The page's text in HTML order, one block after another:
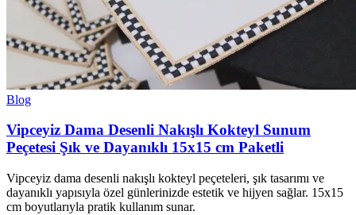
Blog
Vipceyiz Dama Desenli Nakışlı Kokteyl Sunum
Peçetesi Şık ve Dayanıklı 15x15 cm Paketli
Vipceyiz dama desenli nakışlı kokteyl peçeteleri, şık tasarımı ve
dayanıklı yapısıyla özel günlerinizde estetik ve hijyen sağlar. 15x15
cm boyutlarıyla pratik kullanım sunar.